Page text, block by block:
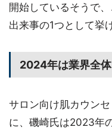
開始しているそうで
出来事の1つとして挙
2024年は業界全
サロン向け肌カウン
に、磯崎氏は2023年